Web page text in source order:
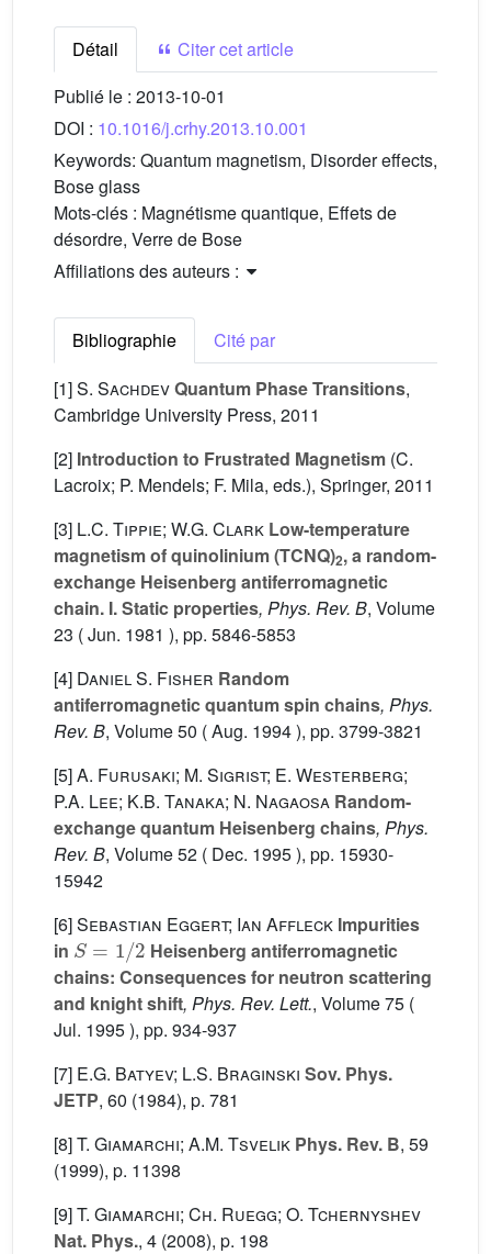
Détail
Citer cet article
Publié le : 2013-10-01
DOI : 10.1016/j.crhy.2013.10.001
Keywords: Quantum magnetism, Disorder effects,
Bose glass
Mots-clés : Magnétisme quantique, Effets de
désordre, Verre de Bose
Affiliations des auteurs :
Bibliographie
Cité par
[1]S. SachdevQuantum Phase Transitions,
Cambridge University Press, 2011
[2] Introduction to Frustrated Magnetism (C.
Lacroix; P. Mendels; F. Mila, eds.), Springer, 2011
[3] L.C. Tippie; W.G. Clark Low-temperature
magnetism of quinolinium (TCNQ)2, a random-
exchange Heisenberg antiferromagnetic
chain. I. Static properties, Phys. Rev. B, Volume
23 ( Jun. 1981 ), pp. 5846-5853
[4] Daniel S. Fisher Random
antiferromagnetic quantum spin chains, Phys.
Rev. B, Volume 50 ( Aug. 1994 ), pp. 3799-3821
[5]A. Furusaki; M. Sigrist; E. Westerberg;
P.A. Lee; K.B. Tanaka; N. Nagaosa Random-
exchange quantum Heisenberg chains, Phys.
Rev. B, Volume 52 ( Dec. 1995 ), pp. 15930-
15942
[6]Sebastian Eggert; Ian Affleck Impurities
in
S=1/2
Heisenberg antiferromagnetic
chains: Consequences for neutron scattering
and knight shift, Phys. Rev. Lett., Volume 75 (
Jul. 1995 ), pp. 934-937
[7] E.G. Batyev; L.S. Braginski Sov. Phys.
JETP, 60 (1984), p. 781
[8]T. Giamarchi; A.M. Tsvelik Phys. Rev. B, 59
(1999), p. 11398
[9]T. Giamarchi; Ch. Ruegg; O. Tchernyshev
Nat. Phys., 4 (2008), p. 198